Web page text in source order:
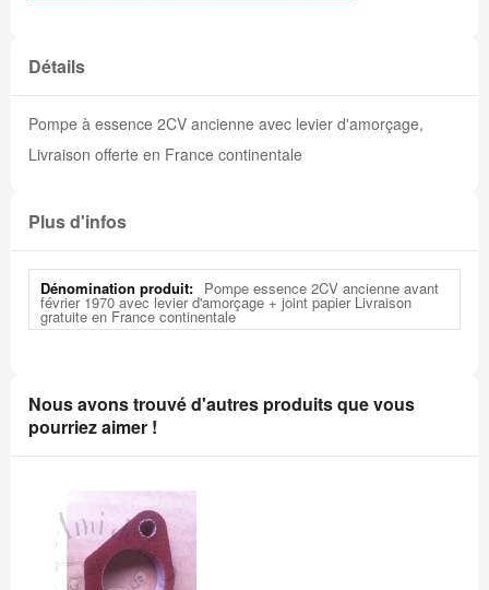
Détails
Pompe à essence 2CV ancienne avec levier d'amorçage,
Livraison offerte en France continentale
Plus d'infos
Plus
d'infos
Pompe essence 2CV ancienne avant
février 1970 avec levier d'amorçage + joint papier Livraison
gratuite en France continentale
Nous avons trouvé d'autres produits que vous
pourriez aimer !